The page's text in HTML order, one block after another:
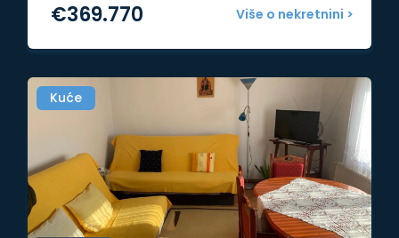
Više o nekretnini >
€369.770
Kuće